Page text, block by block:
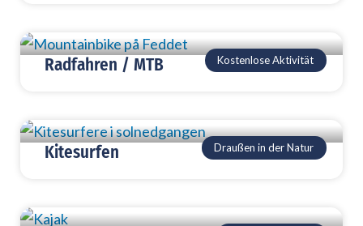
Kostenlose Aktivität
Radfahren / MTB
Draußen in der Natur
Kitesurfen